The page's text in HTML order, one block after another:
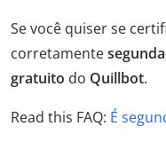
Se você quiser se
corretamente
gratuito do Quillbot.
Read this FAQ: É